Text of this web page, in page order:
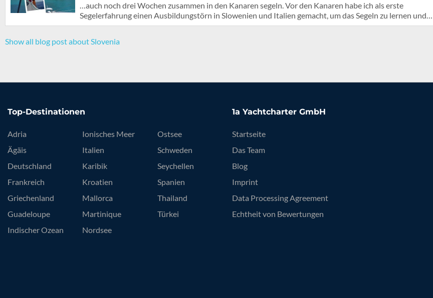
…auch noch drei Wochen zusammen in den Kanaren segeln. Vor den Kanaren habe ich als erste
Segelerfahrung einen Ausbildungstörn in Slowenien und Italien gemacht, um das Segeln zu lernen und…
Show all blog post about Slovenia
Top-Destinationen
Adria
Ägäis
Deutschland
Frankreich
Griechenland
Guadeloupe
Indischer Ozean
Ionisches Meer
Italien
Karibik
Kroatien
Mallorca
Martinique
Nordsee
Ostsee
Schweden
Seychellen
Spanien
Thailand
Türkei
1a Yachtcharter GmbH
Startseite
Das Team
Blog
Imprint
Data Processing Agreement
Echtheit von Bewertungen